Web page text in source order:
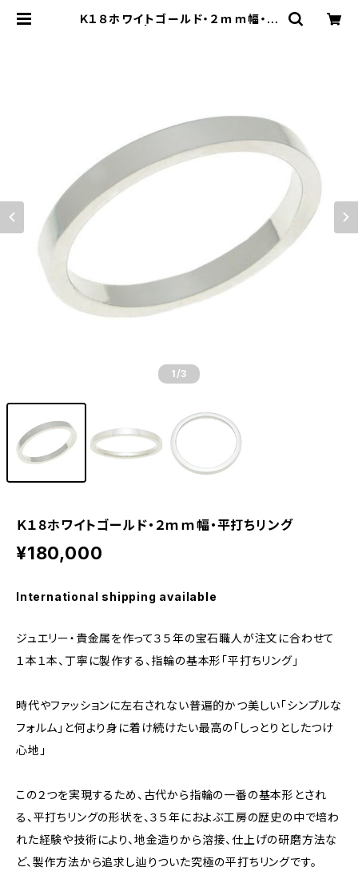
Ｋ１８ホワイトゴールド・２ｍｍ幅・平
1 /3
Ｋ１８ホワイトゴールド・２ｍｍ幅・平打ちリング
¥180,000
International shipping available
ジュエリー・貴金属を作って３５年の宝石職人が注文に合わせて
１本１本、丁寧に製作する、指輪の基本形「平打ちリング」
時代やファッションに左右されない普遍的かつ美しい「シンプルな
フォルム」と何より身に着け続けたい最高の「しっとりとしたつけ
心地」
この２つを実現するため、古代から指輪の一番の基本形とされ
る、平打ちリングの形状を、３５年におよぶ工房の歴史の中で培わ
れた経験や技術により、地金造りから溶接、仕上げの研磨方法な
ど、製作方法から追求し辿りついた究極の平打ちリングです。